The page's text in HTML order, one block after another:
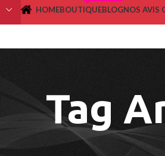
HOMEBOUTIQUEBLOGNOS AVIS
Tag